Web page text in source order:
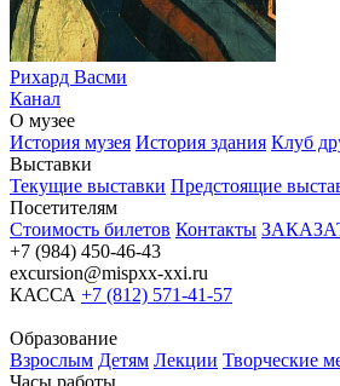
Рихард Васми
Канал
О музее
История музея История здания Клуб
Выставки
Текущие выставки Предстоящие
Посетителям
Стоимость билетов Контакты
+7 (984) 450-46-43
excursion@mispxx-xxi.ru
КАССА +7 (812) 571-41-57
Образование
Взрослым Детям Лекции Творческие
Часы работы